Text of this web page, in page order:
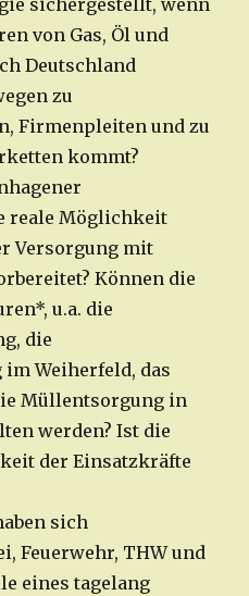
sichergestellt, wenn
von Gas, Öl und
Deutschland
zu
Firmenpleiten und zu
kommt?
reale Möglichkeit
Versorgung mit
Können die
u.a. die
die
Weiherfeld, das
Müllentsorgung in
werden? Ist die
der Einsatzkräfte
sich
Feuerwehr, THW und
eines tagelang